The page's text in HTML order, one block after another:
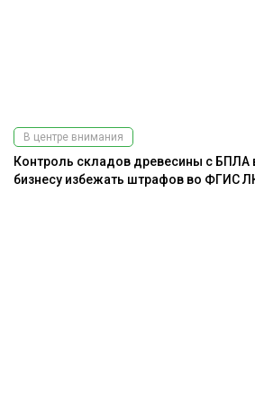
В центре внимания
Контроль складов древесины с БПЛА
бизнесу избежать штрафов во ФГИС